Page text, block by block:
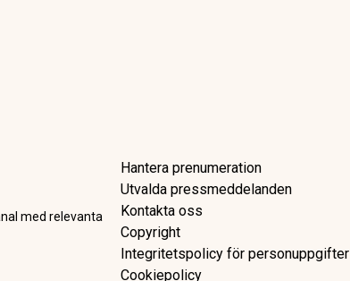
med relevanta
Hantera prenumeration
Utvalda pressmeddelanden
Kontakta oss
Copyright
Integritetspolicy för personuppgifter
Cookiepolicy